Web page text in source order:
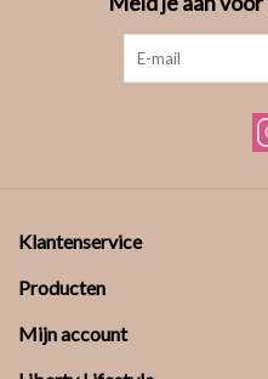
Klantenservice
Producten
Mijn account